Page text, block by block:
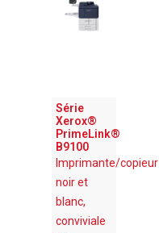
Série
Xerox®
PrimeLink®
B9100
Imprimante/copieur
noir et
blanc,
conviviale